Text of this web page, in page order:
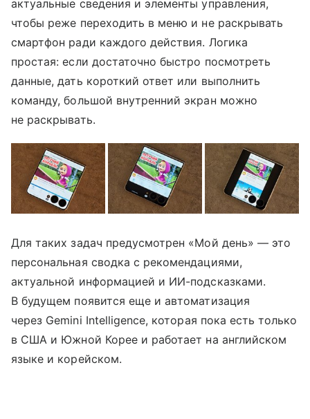
актуальные сведения и элементы управления,
чтобы реже переходить в меню и не раскрывать
смартфон ради каждого действия. Логика
простая: если достаточно быстро посмотреть
данные, дать короткий ответ или выполнить
команду, большой внутренний экран можно
не раскрывать.
Для таких задач предусмотрен «Мой день» — это
персональная сводка с рекомендациями,
актуальной информацией и ИИ-подсказками.
В будущем появится еще и автоматизация
через Gemini Intelligence, которая пока есть только
в США и Южной Корее и работает на английском
языке и корейском.